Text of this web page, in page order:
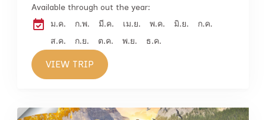
Available through out the year:
ม.ค.
ก.พ. มี.ค. เม.ย. พ.ค. มิ.ย.
ก.ค.
ส.ค.
ก.ย. ต.ค. พ.ย. ธ.ค.
VIEW TRIP